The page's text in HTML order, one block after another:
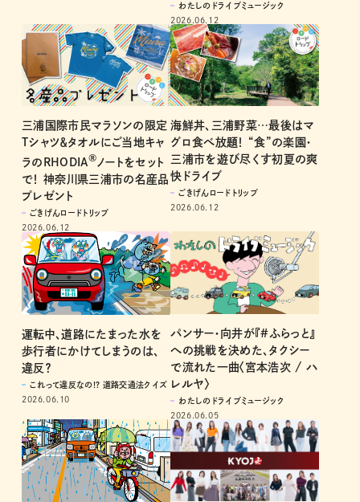
わたしのドライブミュージック
2026.06.12
三浦国際市民マラソンの限定
Tシャツ＆タオルにご当地キャ
ラのRHODIA®ノートをセット
で！ 神奈川県三浦市の名産品
プレゼント
ごきげんロードトリップ
2026.06.12
海鮮丼、三浦野菜…最後はマ
グロ食べ放題！ “食”の楽園・
三浦市を遊び尽くす初夏の爽
快ドライブ
ごきげんロードトリップ
2026.06.12
運転中、道路にたまった水を
歩行者にかけてしまうのは、
違反？
これって違反なの!? 道路交通法クイズ
2026.06.10
パンサー・向井が『#ふらっと』
への挑戦を決めた、タクシー
で流れた一曲〈宮本浩次 / ハ
レルヤ〉
わたしのドライブミュージック
2026.06.05